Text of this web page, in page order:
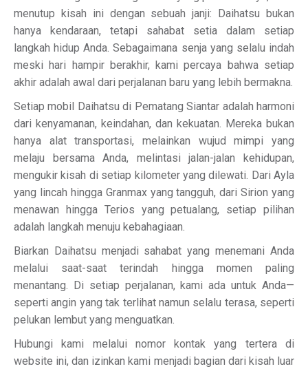
menutup kisah ini dengan sebuah janji: Daihatsu bukan
hanya kendaraan, tetapi sahabat setia dalam setiap
langkah hidup Anda. Sebagaimana senja yang selalu indah
meski hari hampir berakhir, kami percaya bahwa setiap
akhir adalah awal dari perjalanan baru yang lebih bermakna.
Setiap mobil Daihatsu di Pematang Siantar adalah harmoni
dari kenyamanan, keindahan, dan kekuatan. Mereka bukan
hanya alat transportasi, melainkan wujud mimpi yang
melaju bersama Anda, melintasi jalan-jalan kehidupan,
mengukir kisah di setiap kilometer yang dilewati. Dari Ayla
yang lincah hingga Granmax yang tangguh, dari Sirion yang
menawan hingga Terios yang petualang, setiap pilihan
adalah langkah menuju kebahagiaan.
Biarkan Daihatsu menjadi sahabat yang menemani Anda
melalui saat-saat terindah hingga momen paling
menantang. Di setiap perjalanan, kami ada untuk Anda—
seperti angin yang tak terlihat namun selalu terasa, seperti
pelukan lembut yang menguatkan.
Hubungi kami melalui nomor kontak yang tertera di
website ini, dan izinkan kami menjadi bagian dari kisah luar